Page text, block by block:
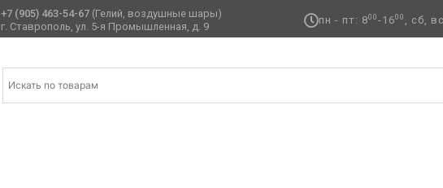
+7 (905) 463-54-67 (Гелий, воздушные шары)
г. Ставрополь, ул. 5-я Промышленная, д. 9 ​
пн - пт: 800-1600 , сб,